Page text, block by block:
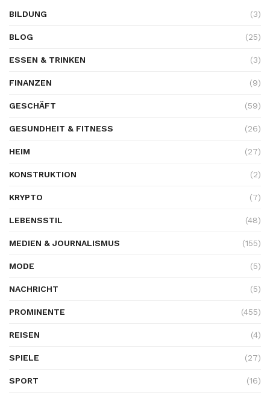
BILDUNG (3)
BLOG (25)
ESSEN & TRINKEN (3)
FINANZEN (9)
GESCHÄFT (59)
GESUNDHEIT & FITNESS (26)
HEIM (27)
KONSTRUKTION (2)
KRYPTO (7)
LEBENSSTIL (48)
MEDIEN & JOURNALISMUS (155)
MODE (5)
NACHRICHT (5)
PROMINENTE (455)
REISEN (4)
SPIELE (27)
SPORT (16)